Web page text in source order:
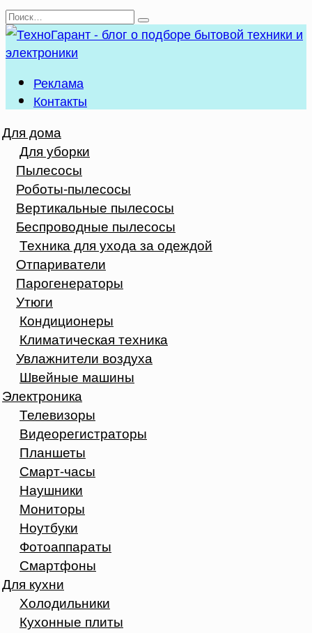
Перейти
к
содержанию
Search
for:
Реклама
Контакты
Для дома
Для уборки
Пылесосы
Роботы-пылесосы
Вертикальные пылесосы
Беспроводные пылесосы
Техника для ухода за одеждой
Отпариватели
Парогенераторы
Утюги
Кондиционеры
Климатическая техника
Увлажнители воздуха
Швейные машины
Электроника
Телевизоры
Видеорегистраторы
Планшеты
Смарт-часы
Наушники
Мониторы
Ноутбуки
Фотоаппараты
Смартфоны
Для кухни
Холодильники
Кухонные плиты